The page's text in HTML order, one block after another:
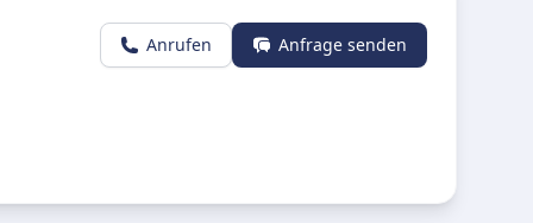
Anrufen Anfrage senden